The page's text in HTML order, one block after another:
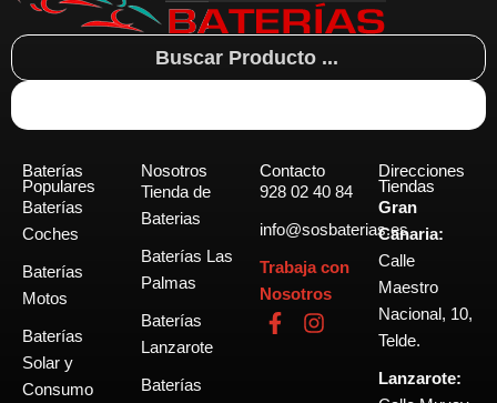
Search
...
Baterías
Populares
Baterías
Coches
Baterías
Motos
Baterías
Solar y
Consumo
Nosotros
Tienda de
Baterias
Baterías Las
Palmas
Baterías
Lanzarote
Baterías
Contacto
928 02 40 84
info@sosbaterias.es
Trabaja con
Nosotros
F
a
I
n
Direcciones
Tiendas
Gran
Canaria:
Calle
Maestro
Nacional, 10,
Telde.
Lanzarote: